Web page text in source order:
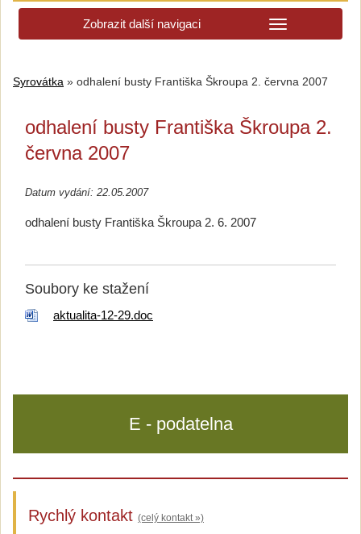
Zobrazit další navigaci
Syrovátka » odhalení busty Františka Škroupa 2. června 2007
odhalení busty Františka Škroupa 2.
června 2007
Datum vydání: 22.05.2007
odhalení busty Františka Škroupa 2. 6. 2007
Soubory ke stažení
aktualita-12-29.doc
E - podatelna
Rychlý kontakt (celý kontakt »)